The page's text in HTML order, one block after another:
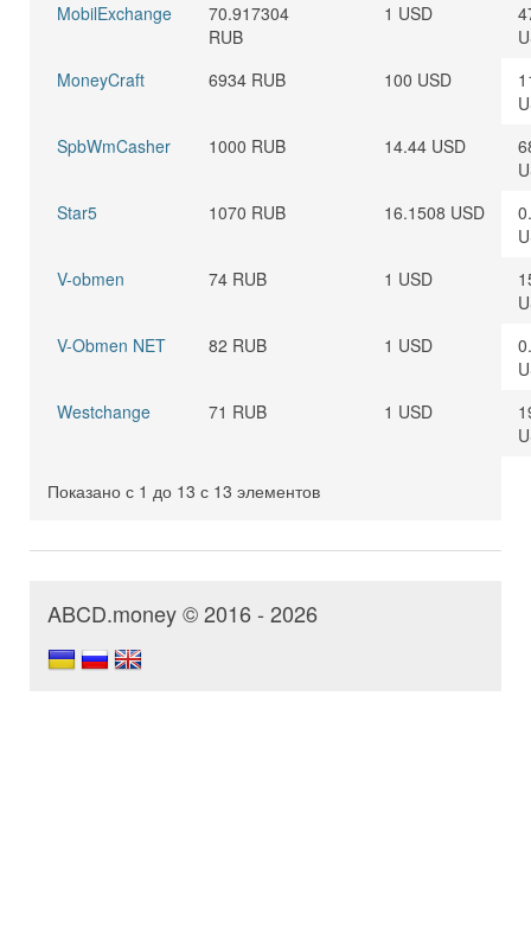
MobilExchange
70.917304
RUB
1 USD
MoneyCraft
6934 RUB 100 USD
SpbWmCasher
1000 RUB 14.44 USD
Star5
1070 RUB 16.1508 USD
V-obmen
74 RUB 1 USD
V-Obmen NET
82 RUB 1 USD
Westchange
71 RUB 1 USD
Показано с 1 до 13 с 13 элементов
ABCD.money © 2016 - 2026